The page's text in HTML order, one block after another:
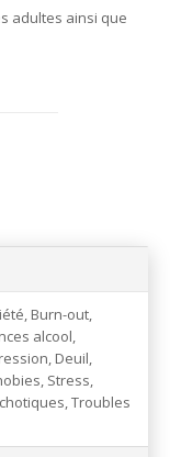
adultes ainsi que
Burn-out,
alcool,
Deuil,
Stress,
Troubles